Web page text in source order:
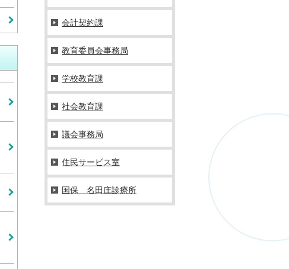
会計契約課
教育委員会事務局
学校教育課
社会教育課
議会事務局
住民サービス室
国保 名田庄診療所